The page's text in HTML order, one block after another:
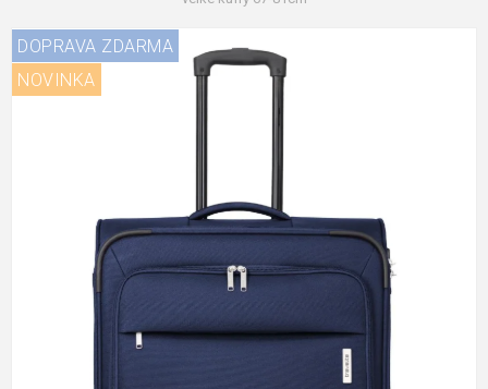
DOPRAVA ZDARMA
NOVINKA